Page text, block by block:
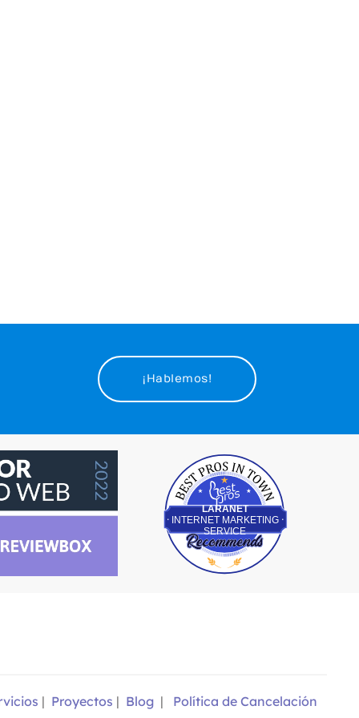
¡Hablemos!
LARANET
INTERNET MARKETING
SERVICE
Best Pros In Town
| Proyectos | Blog | Política de Cancelación